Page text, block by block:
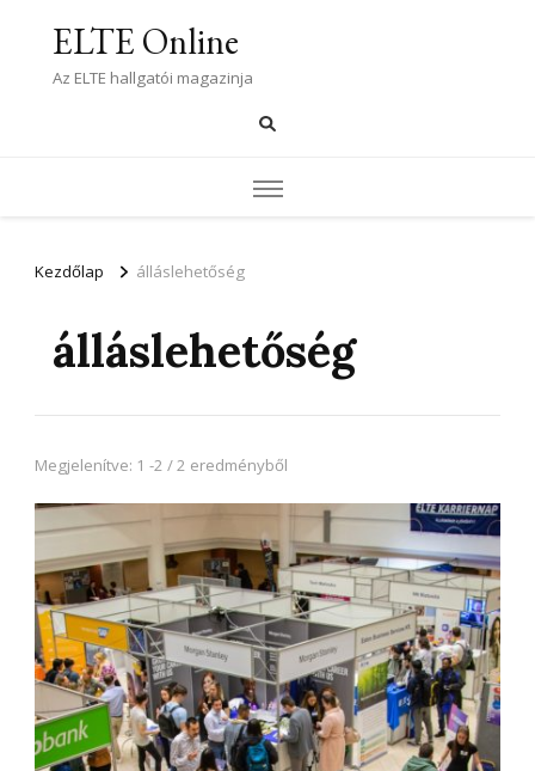
ELTE Online
Az ELTE hallgatói magazinja
Kezdőlap álláslehetőség
álláslehetőség
Megjelenítve: 1 -2 / 2 eredményből